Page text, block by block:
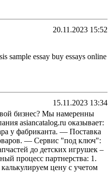
20.11.2023 15:52
sample essay buy essays online
15.11.2023 13:34
бизнес? Мы намеренны
asiancatalog.ru оказывает:
у фабриканта. — Поставка
— Сервис "под ключ":
до детских игрушек –
процесс партнерства: 1.
цену с учетом